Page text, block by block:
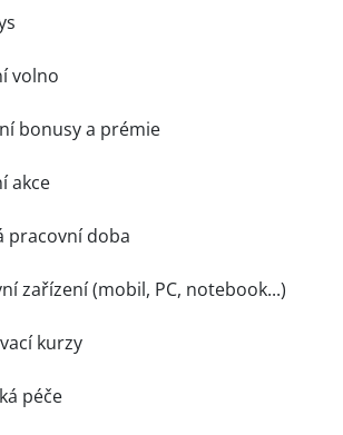
volno
bonusy a prémie
akce
pracovní doba
zařízení (mobil, PC, notebook...)
kurzy
péče